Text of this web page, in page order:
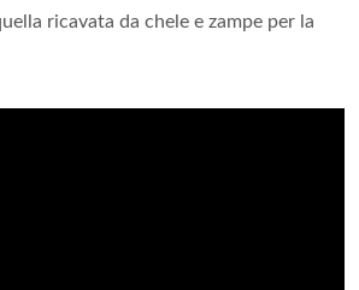
ricavata da chele e zampe per la